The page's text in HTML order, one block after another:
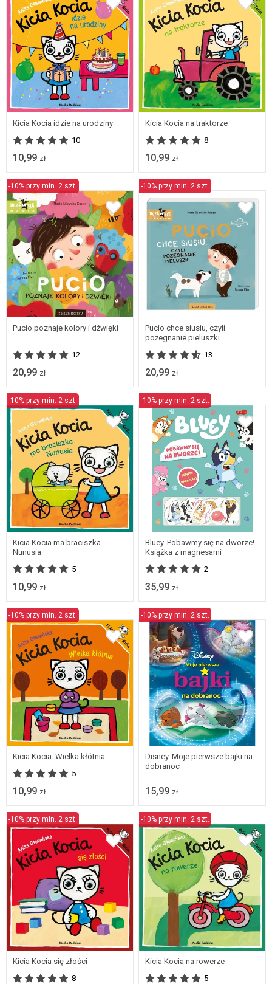
Kicia Kocia idzie na urodziny
10
10,99 zł
Kicia Kocia na traktorze
8
10,99 zł
-10% przy min. 2 szt.
Pucio poznaje kolory i dźwięki
12
20,99 zł
-10% przy min. 2 szt.
Pucio chce siusiu, czyli
pożegnanie pieluszki
13
20,99 zł
-10% przy min. 2 szt.
Kicia Kocia ma braciszka
Nunusia
5
10,99 zł
-10% przy min. 2 szt.
Bluey. Pobawmy się na dworze!
Książka z magnesami
2
35,99 zł
-10% przy min. 2 szt.
Kicia Kocia. Wielka kłótnia
5
10,99 zł
-10% przy min. 2 szt.
Disney. Moje pierwsze bajki na
dobranoc
15,99 zł
-10% przy min. 2 szt.
Kicia Kocia się złości
8
-10% przy min. 2 szt.
Kicia Kocia na rowerze
5